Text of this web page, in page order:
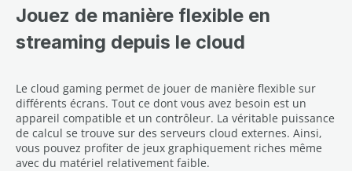
Jouez de manière flexible en
streaming depuis le cloud
Le cloud gaming permet de jouer de manière flexible sur
différents écrans. Tout ce dont vous avez besoin est un
appareil compatible et un contrôleur. La véritable puissance
de calcul se trouve sur des serveurs cloud externes. Ainsi,
vous pouvez profiter de jeux graphiquement riches même
avec du matériel relativement faible.